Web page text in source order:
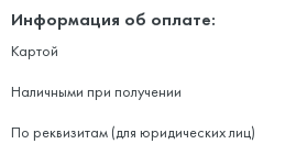
Информация об оплате:
Картой
Наличными при получении
По реквизитам (для юридических лиц)